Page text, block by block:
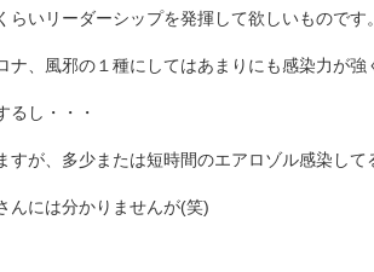
らいリーダーシップを発揮して欲しいものです。
ナ、風邪の１種にしてはあまりにも感染力が強
るし・・・
すが、多少または短時間のエアロゾル感染して
んには分かりませんが(笑)